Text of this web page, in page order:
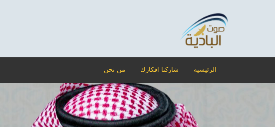
من نحن شاركنا افكارك الرئيسيه